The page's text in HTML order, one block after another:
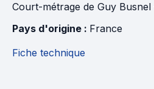
Court-métrage de Guy Busnel
Pays d'origine : France
Fiche technique